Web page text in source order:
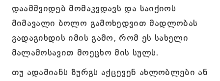
დაამშვიდებ მომაკვდავს და საიქიოს
მიმავალი ბოლო გამოხედვით მადლობას
გადაგიხდის იმის გამო, რომ ეს სახელი
მალამოსავით მოეცხო მის სულს.
თუ ადამიანს ზურგს აქცევენ ახლობლები ან